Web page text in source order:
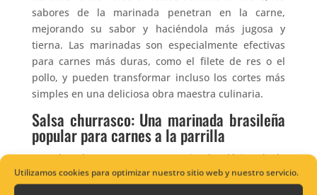
Utilizamos cookies para optimizar nuestro sitio web y nuestro servicio.
sabores de la marinada penetran en la carne,
mejorando su sabor y haciéndola más jugosa y
tierna. Las marinadas son especialmente efectivas
para carnes más duras, como el filete de res o el
pollo, y pueden transformar incluso los cortes más
simples en una deliciosa obra maestra culinaria.
Salsa churrasco: Una marinada brasileña
popular para carnes a la parrilla
La salsa churrasco es una marinada clásica de la
cocina brasileña, perfecta para realzar el sabor de